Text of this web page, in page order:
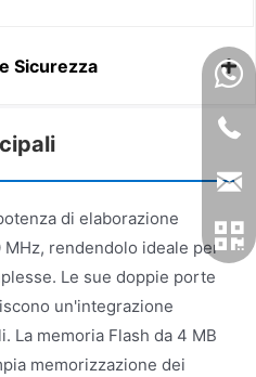
Sicurezza
di elaborazione
MHz, rendendolo ideale per
Le sue doppie porte
un'integrazione
La memoria Flash da 4 MB
memorizzazione dei